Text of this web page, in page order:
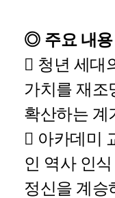
◎ 주요 내용
 청년 세대
가치를 재조
확산하는 계
 아카데미
인 역사 인
정신을 계승